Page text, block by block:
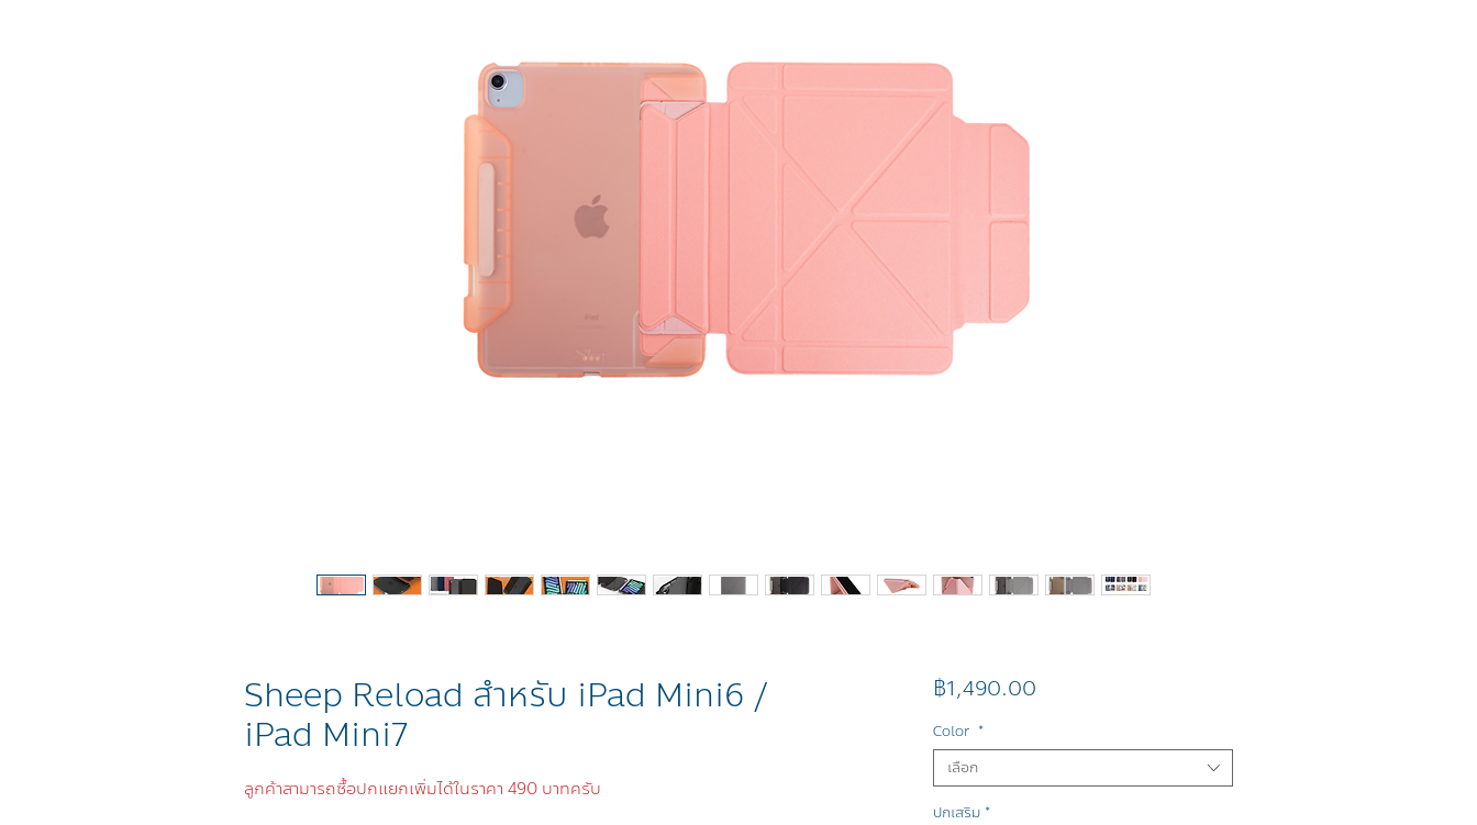
Sheep Reload สำหรับ iPad Mini6 /
iPad Mini7
ลูกค้าสามารถซื้อปกแยกเพิ่มได้ในราคา 490 บาทครับ
฿1,490.00ราคา
Color *
เลือก
ปกเสริม *